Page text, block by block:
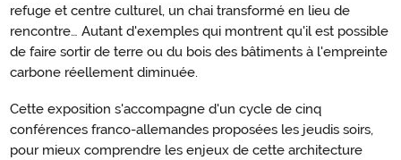
refuge et centre culturel, un chai transformé en lieu de
rencontre… Autant d'exemples qui montrent qu'il est possible
de faire sortir de terre ou du bois des bâtiments à l'empreinte
carbone réellement diminuée.
Cette exposition s'accompagne d'un cycle de cinq
conférences franco-allemandes proposées les jeudis soirs,
pour mieux comprendre les enjeux de cette architecture